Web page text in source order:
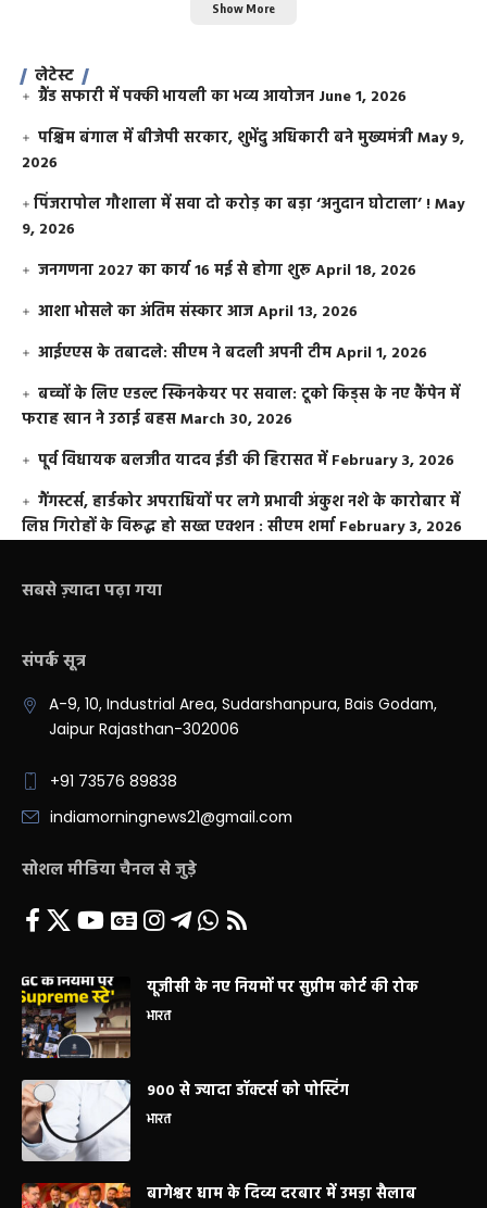
Show More
लेटेस्ट
ग्रैंड सफारी में पक्की भायली का भव्य आयोजन June 1, 2026
पश्चिम बंगाल में बीजेपी सरकार, शुभेंदु अधिकारी बने मुख्यमंत्रीMay 9,
2026
​पिंजरापोल गौशाला में सवा दो करोड़ का बड़ा ‘अनुदान घोटाला’ !May
9, 2026
जनगणना 2027 का कार्य 16 मई से होगा शुरूApril 18, 2026
आशा भोसले का अंतिम संस्कार आजApril 13, 2026
आईएएस के तबादले: सीएम ने बदली अपनी टीमApril 1, 2026
बच्चों के लिए एडल्ट स्किनकेयर पर सवाल: टूको किड्स के नए कैंपेन में
फराह खान ने उठाई बहसMarch 30, 2026
पूर्व विधायक बलजीत यादव ईडी की हिरासत में February 3, 2026
गैंगस्टर्स, हार्डकोर अपराधियों पर लगे प्रभावी अंकुश नशे के कारोबार में
लिप्त गिरोहों के विरूद्ध हो सख्त एक्शन : सीएम शर्मा February 3, 2026
सबसे ज़्यादा पढ़ा गया
संपर्क सूत्र
A-9, 10, Industrial Area, Sudarshanpura, Bais Godam,
Jaipur Rajasthan-302006
+91 73576 89838
indiamorningnews21@gmail.com
सोशल मीडिया चैनल से जुड़े
यूजीसी के नए नियमों पर सुप्रीम कोर्ट की रोक
भारत
900 से ज्यादा डॉक्टर्स को पोस्टिंग
भारत
बागेश्वर धाम के दिव्य दरबार में उमड़ा सैलाब